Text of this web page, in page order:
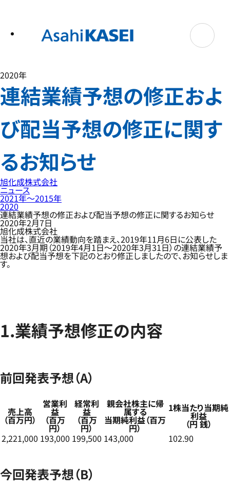
2020年
連結業績予想の修正およ
び配当予想の修正に関す
るお知らせ
旭化成株式会社
ニュース
2021年〜2015年
2020
連結業績予想の修正および配当予想の修正に関するお知らせ
2020年2月7日
旭化成株式会社
当社は、直近の業績動向を踏まえ、2019年11月6日に公表した
2020年3月期（2019年4月1日～2020年3月31日）の連結業績予
想および配当予想を下記のとおり修正しましたので、お知らせしま
す。
1.業績予想修正の内容
前回発表予想（A）
売上高
（百万円）
営業利
益
（百万
円）
経常利
益
（百万
円）
親会社株主に帰
属する
当期純利益（百万
円）
1株当たり当期純
利益
（円 銭）
2,221,000 193,000 199,500 143,000 102.90
今回発表予想（B）